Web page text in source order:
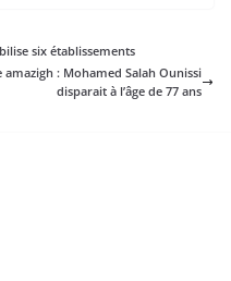
six établissements
: Mohamed Salah Ounissi
disparait à l’âge de 77 ans